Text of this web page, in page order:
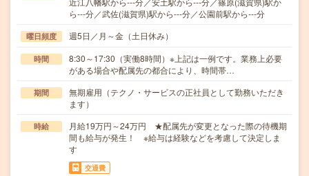
ら---分／武佐(滋賀県)駅から---分／公園前駅から---分
曜日頻度 週5日／月～金（土日休み）
時間
8:30～17:30（実働8時間）※上記は一例です。業務上必要
がある場合や配属先の都合により、時間帯…
期間
無期雇用（テクノ・サービスの正社員として勤務いただき
ます）
時給
月給19万円～24万円 ★配属先が変更となった際の待機期
間も給与が発生！ ※給与は経験などを考慮して決定しま
す
交通費